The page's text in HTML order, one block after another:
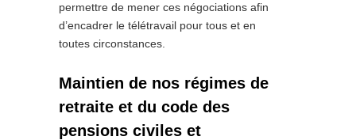
permettre de mener ces négociations afin
d’encadrer le télétravail pour tous et en
toutes circonstances.
Maintien de nos régimes de
retraite et du code des
pensions civiles et